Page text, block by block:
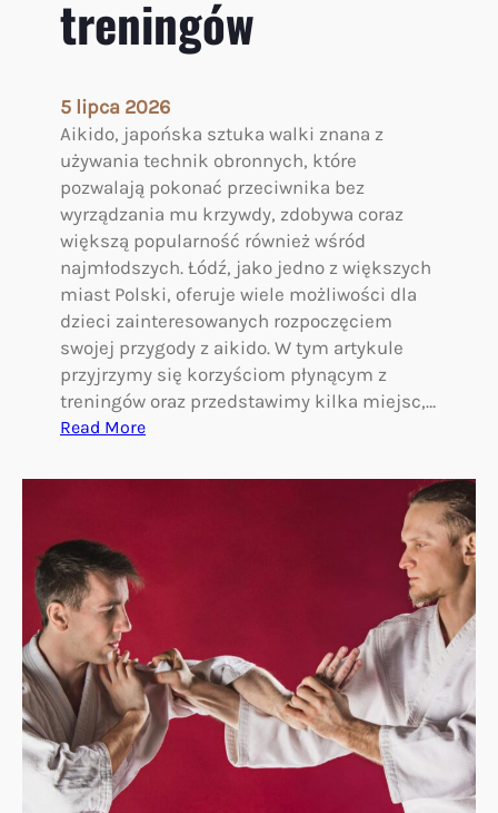
e
j
z
t
u
k
i
w
a
l
k
i
i
j
e
f
i
i
treningów
5 lipca 2026
Aikido, japońska sztuka walki znana z
używania technik obronnych, które
pozwalają pokonać przeciwnika bez
wyrządzania mu krzywdy, zdobywa coraz
większą popularność również wśród
najmłodszych. Łódź, jako jedno z większych
miast Polski, oferuje wiele możliwości dla
dzieci zainteresowanych rozpoczęciem
swojej przygody z aikido. W tym artykule
przyjrzymy się korzyściom płynącym z
treningów oraz przedstawimy kilka miejsc,…
Read More:
i
a
d
z
i
e